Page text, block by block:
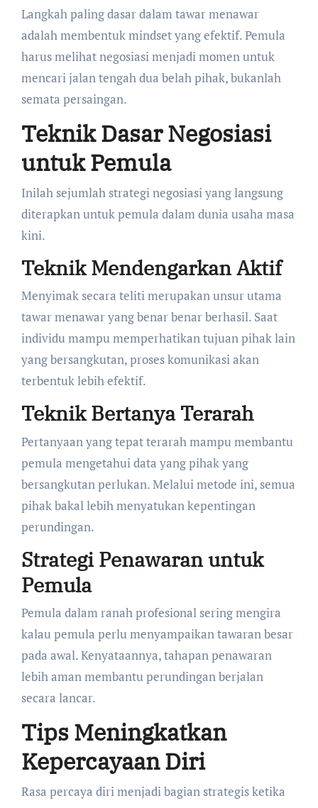
Langkah paling dasar dalam tawar menawar
adalah membentuk mindset yang efektif. Pemula
harus melihat negosiasi menjadi momen untuk
mencari jalan tengah dua belah pihak, bukanlah
semata persaingan.
Teknik Dasar Negosiasi
untuk Pemula
Inilah sejumlah strategi negosiasi yang langsung
diterapkan untuk pemula dalam dunia usaha masa
kini.
Teknik Mendengarkan Aktif
Menyimak secara teliti merupakan unsur utama
tawar menawar yang benar benar berhasil. Saat
individu mampu memperhatikan tujuan pihak lain
yang bersangkutan, proses komunikasi akan
terbentuk lebih efektif.
Teknik Bertanya Terarah
Pertanyaan yang tepat terarah mampu membantu
pemula mengetahui data yang pihak yang
bersangkutan perlukan. Melalui metode ini, semua
pihak bakal lebih menyatukan kepentingan
perundingan.
Strategi Penawaran untuk
Pemula
Pemula dalam ranah profesional sering mengira
kalau pemula perlu menyampaikan tawaran besar
pada awal. Kenyataannya, tahapan penawaran
lebih aman membantu perundingan berjalan
secara lancar.
Tips Meningkatkan
Kepercayaan Diri
Rasa percaya diri menjadi bagian strategis ketika